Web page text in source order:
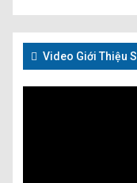
Video Giới Thiệu